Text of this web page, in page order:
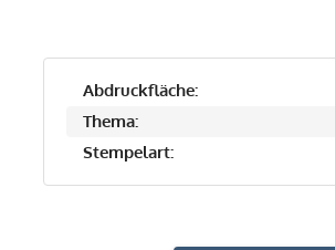
Abdruckfläche:
Thema:
Stempelart: